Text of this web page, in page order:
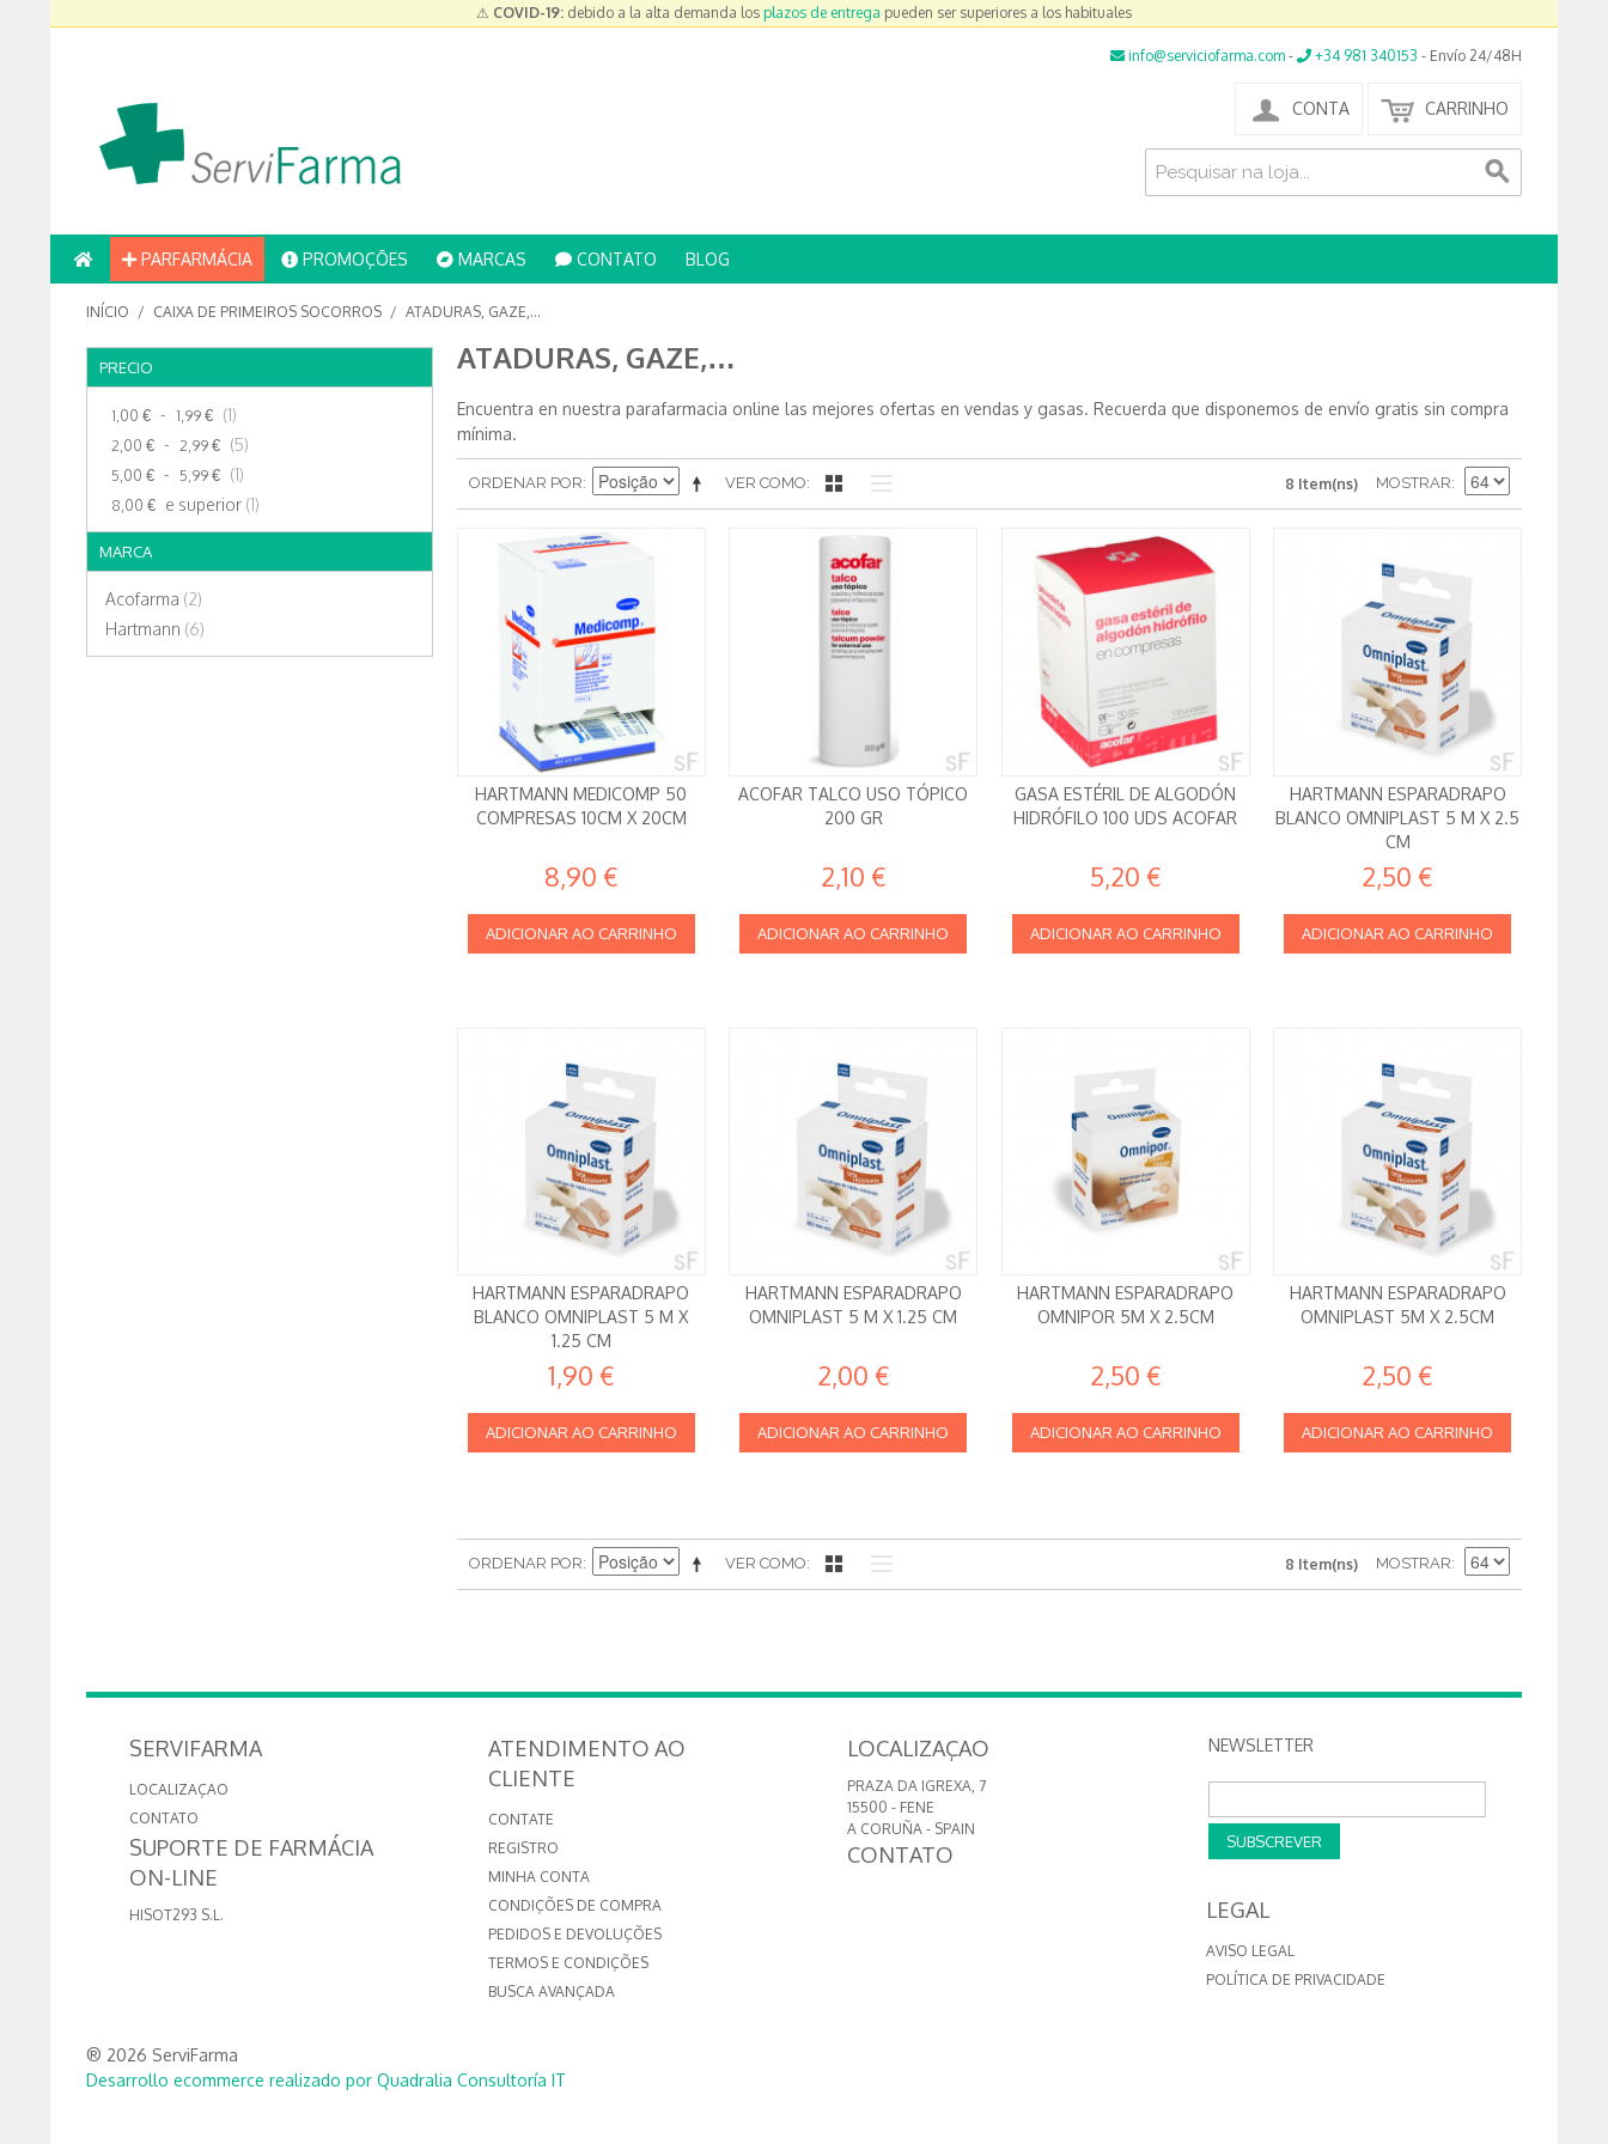
⚠ COVID-19: debido a la alta demanda los plazos de entrega pueden ser superiores a los habituales
info@serviciofarma.com - +34 981 340153 - Envío 24/48H
CONTA CARRINHO
PARFARMÁCIA PROMOÇÕES MARCAS CONTATO BLOG
INÍCIO / CAIXA DE PRIMEIROS SOCORROS / ATADURAS, GAZE,…
PRECIO
1,00 € - 1,99 € (1)
2,00 € - 2,99 € (5)
5,00 € - 5,99 € (1)
8,00 € e superior (1)
MARCA
Acofarma (2)
Hartmann (6)
ATADURAS, GAZE,…
Encuentra en nuestra parafarmacia online las mejores ofertas en vendas y gasas. Recuerda que disponemos de envío gratis sin compra
mínima.
VER COMO
ORDENAR POR 8 Item(ns) MOSTRAR
HARTMANN MEDICOMP 50
COMPRESAS 10CM X 20CM
8,90 €
ADICIONAR AO CARRINHO
ACOFAR TALCO USO TÓPICO
200 GR
2,10 €
ADICIONAR AO CARRINHO
GASA ESTÉRIL DE ALGODÓN
HIDRÓFILO 100 UDS ACOFAR
5,20 €
ADICIONAR AO CARRINHO
HARTMANN ESPARADRAPO
BLANCO OMNIPLAST 5 M X 2.5
CM
2,50 €
ADICIONAR AO CARRINHO
HARTMANN ESPARADRAPO
BLANCO OMNIPLAST 5 M X
1.25 CM
1,90 €
ADICIONAR AO CARRINHO
HARTMANN ESPARADRAPO
OMNIPLAST 5 M X 1.25 CM
2,00 €
ADICIONAR AO CARRINHO
HARTMANN ESPARADRAPO
OMNIPOR 5M X 2.5CM
2,50 €
ADICIONAR AO CARRINHO
HARTMANN ESPARADRAPO
OMNIPLAST 5M X 2.5CM
2,50 €
ADICIONAR AO CARRINHO
VER COMO
ORDENAR POR 8 Item(ns) MOSTRAR
SERVIFARMA
LOCALIZAÇAO
CONTATO
SUPORTE DE FARMÁCIA
ON-LINE
HISOT293 S.L.
ATENDIMENTO AO
CLIENTE
CONTATE
REGISTRO
MINHA CONTA
CONDIÇÕES DE COMPRA
PEDIDOS E DEVOLUÇÕES
TERMOS E CONDIÇÕES
BUSCA AVANÇADA
LOCALIZAÇAO
PRAZA DA IGREXA, 7
15500 - FENE
A CORUÑA - SPAIN
CONTATO
NEWSLETTER
SUBSCREVER
LEGAL
AVISO LEGAL
POLÍTICA DE PRIVACIDADE
® 2026 ServiFarma
Desarrollo ecommerce realizado por Quadralia Consultoría IT